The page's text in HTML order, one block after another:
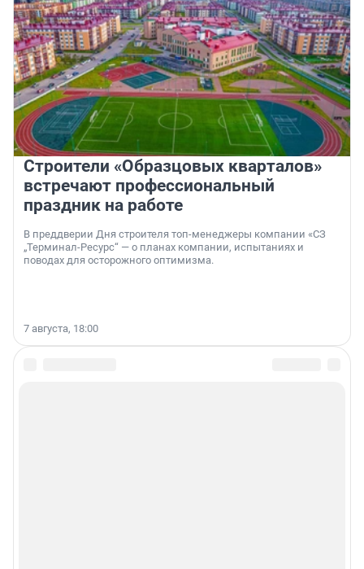
Строители «Образцовых кварталов»
встречают профессиональный
праздник на работе
В преддверии Дня строителя топ-менеджеры компании «СЗ
„Терминал-Ресурс“ — о планах компании, испытаниях и
поводах для осторожного оптимизма.
7 августа, 18:00